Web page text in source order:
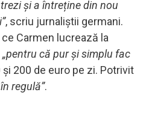
și a întreține din nou
, scriu jurnaliștii germani.
Carmen lucrează la
„pentru că pur și simplu fac
200 de euro pe zi. Potrivit
regulă”.